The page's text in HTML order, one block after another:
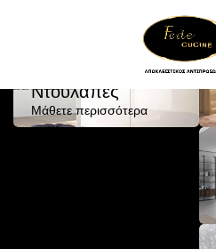
Ντουλάπες
Μάθετε περισσότερα